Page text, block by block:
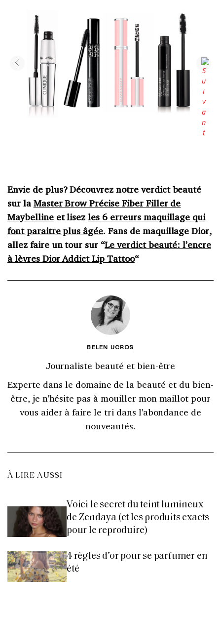
Envie de plus? Découvrez notre verdict beauté
sur laMaster Brow Précise Fiber Filler de
Maybellineet lisezles 6 erreurs maquillage qui
font paraitre plus âgée. Fans de maquillage Dior,
allez faire un tour sur “Le verdict beauté: l’encre
à lèvres Dior Addict Lip Tattoo“
BELEN UCROS
Journaliste beauté et bien-être
Experte dans le domaine de la beauté et du bien-
être, je n'hésite pas à mouiller mon maillot pour
vous aider à faire le tri dans l'abondance de
nouveautés.
À LIRE AUSSI
Voici le secret du teint lumineux
de Zendaya (et les produits exacts
pour le reproduire)
4 règles d’or pour se parfumer en
été